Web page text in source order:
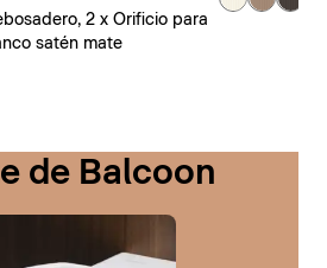
2 x Orificio para
satén mate
de Balcoon